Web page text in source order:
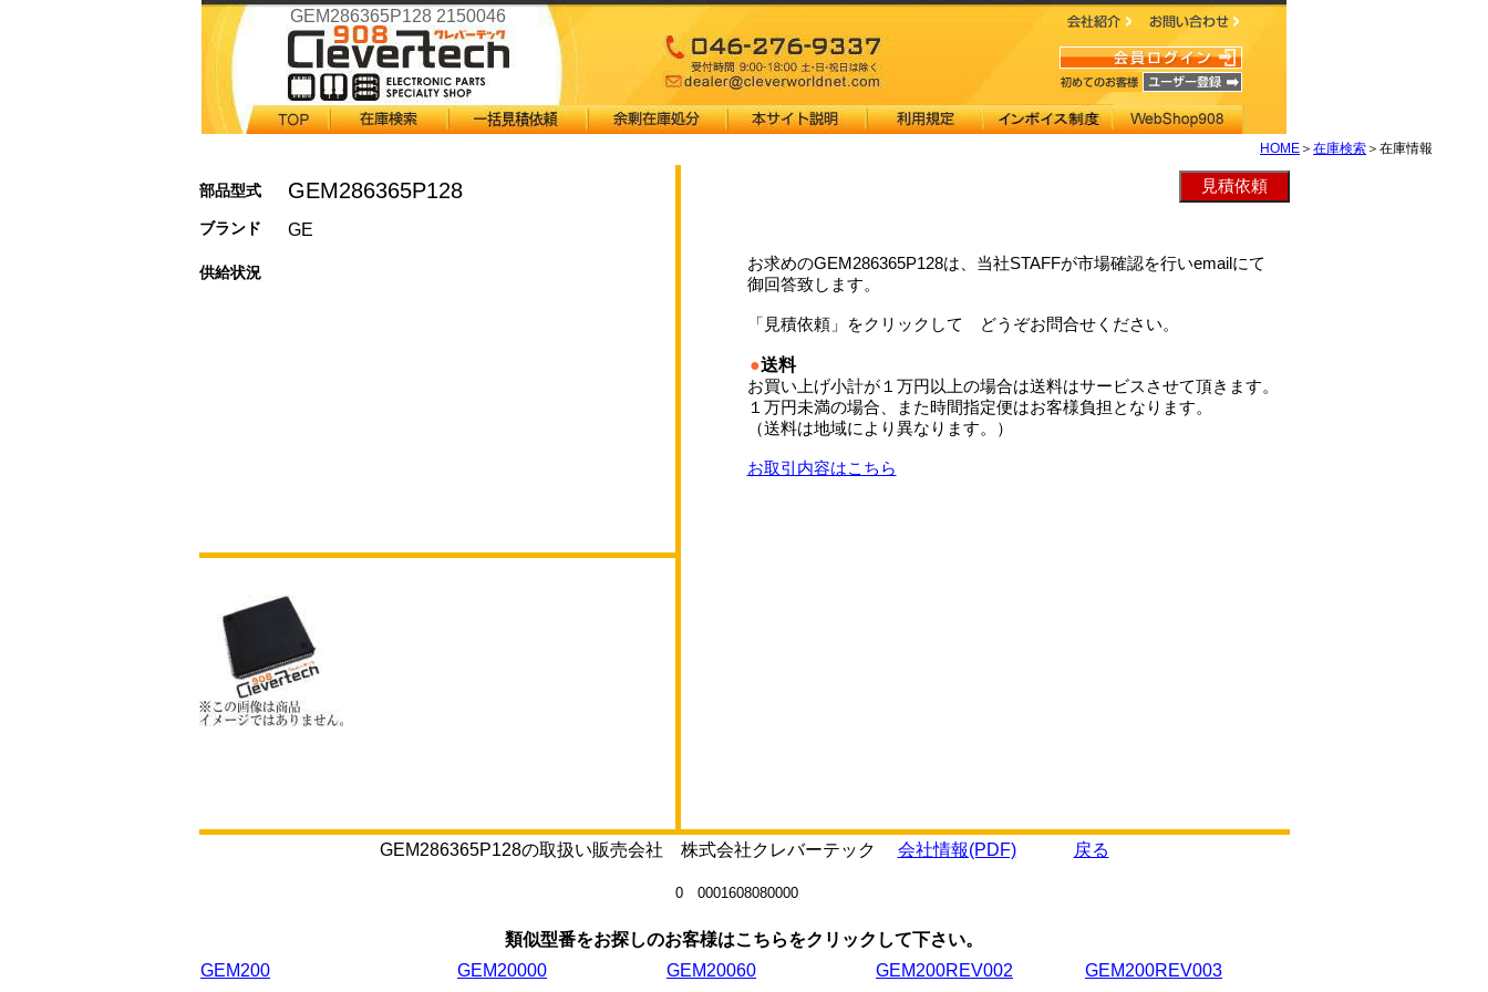
GEM286365P128 2150046
HOME ＞ 在庫検索 ＞在庫情報
部品型式 GEM286365P128
ブランド GE
供給状況
お求めのGEM286365P128は、当社STAFFが市場確認を行いemailにて
御回答致します。
「見積依頼」をクリックして どうぞお問合せください。
●送料
お買い上げ小計が１万円以上の場合は送料はサービスさせて頂きます。
１万円未満の場合、また時間指定便はお客様負担となります。
（送料は地域により異なります。）
お取引内容はこちら
GEM286365P128の取扱い販売会社 株式会社クレバーテック 会社情報(PDF) 戻る
0 0001608080000
類似型番をお探しのお客様はこちらをクリックして下さい。
GEM200
GEM20000 GEM20060 GEM200REV002 GEM200REV003